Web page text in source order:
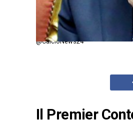
@CalcioNews24
Il Premier